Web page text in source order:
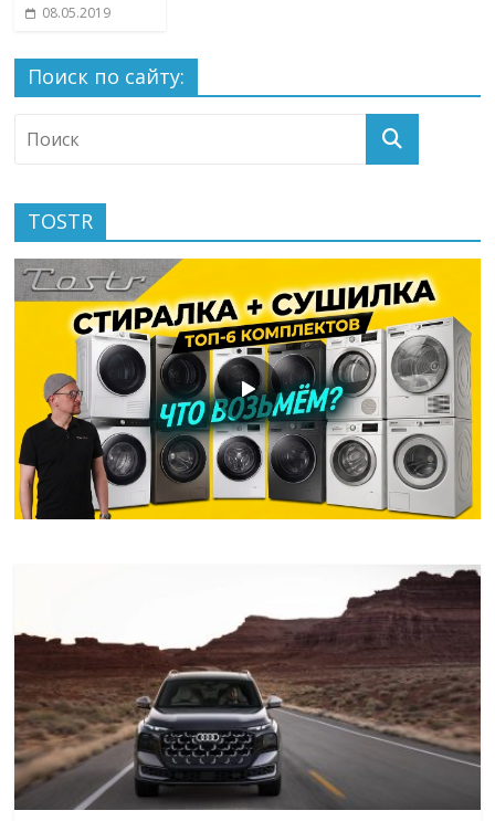
08.05.2019
Поиск по сайту:
TOSTR